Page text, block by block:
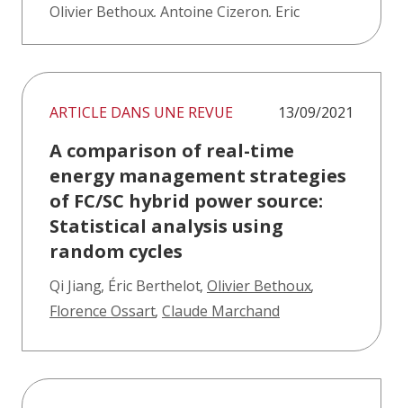
Olivier Bethoux, Antoine Cizeron, Eric
ARTICLE DANS UNE REVUE 13/09/2021
A comparison of real-time
energy management strategies
of FC/SC hybrid power source:
Statistical analysis using
random cycles
Qi Jiang, Éric Berthelot, Olivier Bethoux,
Florence Ossart, Claude Marchand